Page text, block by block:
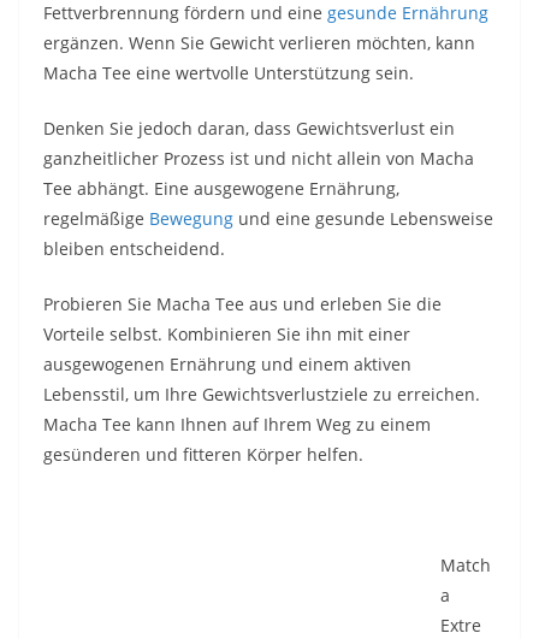
Fettverbrennung fördern und eine gesunde Ernährung
ergänzen. Wenn Sie Gewicht verlieren möchten, kann
Macha Tee eine wertvolle Unterstützung sein.
Denken Sie jedoch daran, dass Gewichtsverlust ein
ganzheitlicher Prozess ist und nicht allein von Macha
Tee abhängt. Eine ausgewogene Ernährung,
regelmäßige Bewegung und eine gesunde Lebensweise
bleiben entscheidend.
Probieren Sie Macha Tee aus und erleben Sie die
Vorteile selbst. Kombinieren Sie ihn mit einer
ausgewogenen Ernährung und einem aktiven
Lebensstil, um Ihre Gewichtsverlustziele zu erreichen.
Macha Tee kann Ihnen auf Ihrem Weg zu einem
gesünderen und fitteren Körper helfen.
Match
a
Extre